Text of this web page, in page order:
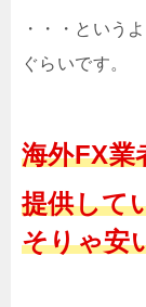
・・・という
ぐらいです。
海外FX業
提供して
そりゃ安